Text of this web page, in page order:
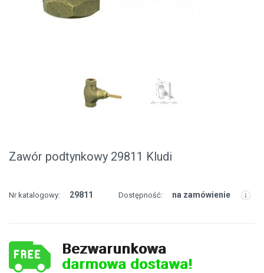
Zawór podtynkowy 29811 Kludi
Nr katalogowy: 29811 Dostępność: na zamówienie
Bezwarunkowa
darmowa dostawa!